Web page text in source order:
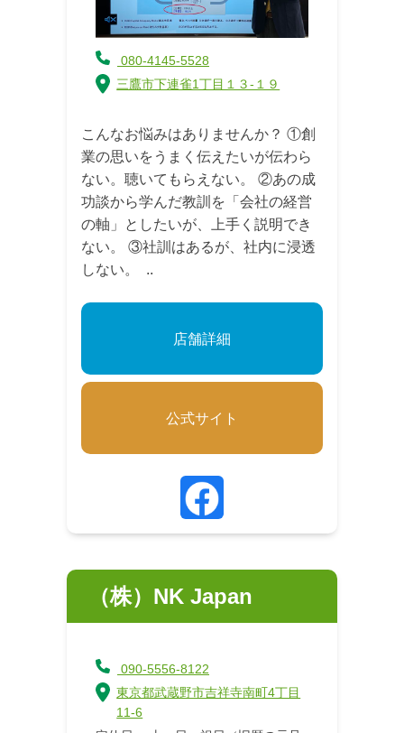
080-4145-5528
三鷹市下連雀1丁目１３-１９
こんなお悩みはありませんか？ ①創
業の思いをうまく伝えたいが伝わら
ない。聴いてもらえない。 ②あの成
功談から学んだ教訓を「会社の経営
の軸」としたいが、上手く説明でき
ない。 ③社訓はあるが、社内に浸透
しない。 ..
店舗詳細
公式サイト
（株）NK Japan
090-5556-8122
東京都武蔵野市吉祥寺南町4丁目
11-6